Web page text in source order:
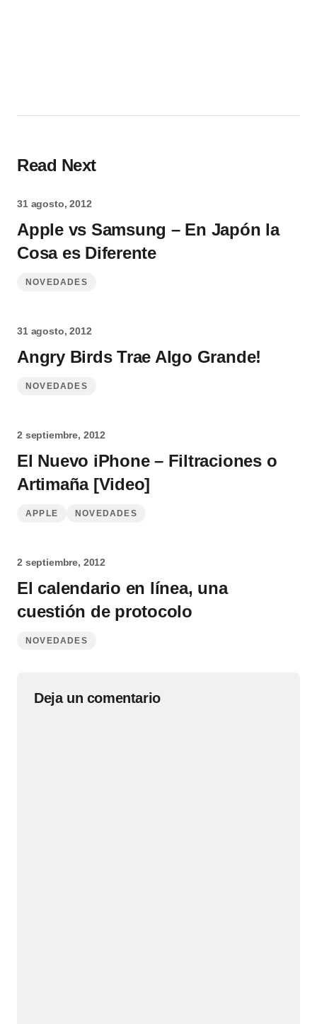
Read Next
31 agosto, 2012
Apple vs Samsung – En Japón la
Cosa es Diferente
NOVEDADES
31 agosto, 2012
Angry Birds Trae Algo Grande!
NOVEDADES
2 septiembre, 2012
El Nuevo iPhone – Filtraciones o
Artimaña [Video]
APPLE NOVEDADES
2 septiembre, 2012
El calendario en línea, una
cuestión de protocolo
NOVEDADES
Deja un comentario